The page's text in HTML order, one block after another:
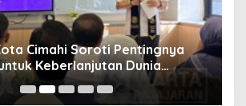
Cimahi Soroti Pentingnya
Keberlanjutan Dunia